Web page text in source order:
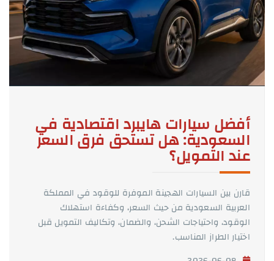
أفضل سيارات هايبرد اقتصادية في
السعودية: هل تستحق فرق السعر
عند التمويل؟
قارن بين السيارات الهجينة الموفرة للوقود في المملكة
العربية السعودية من حيث السعر، وكفاءة استهلاك
الوقود، واحتياجات الشحن، والضمان، وتكاليف التمويل قبل
اختيار الطراز المناسب.